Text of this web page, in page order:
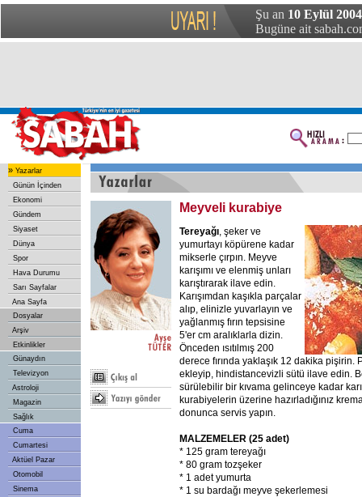
Şu an 10 Eylül
Bugüne ait
» Yazarlar
Günün İçinden
Ekonomi
Gündem
Siyaset
Dünya
Spor
Hava Durumu
Sarı Sayfalar
Ana Sayfa
Dosyalar
Arşiv
Etkinlikler
Günaydın
Televizyon
Astroloji
Magazin
Sağlık
Cuma
Cumartesi
Aktüel Pazar
Otomobil
Sinema
Meyveli kurabiye
Tereyağı, şeker ve
yumurtayı köpürene kadar
mikserle çırpın. Meyve
karışımı ve elenmiş unları
karıştırarak ilave edin.
Karışımdan kaşıkla parçalar
alıp, elinizle yuvarlayın ve
yağlanmış fırın tepsisine
5'er cm aralıklarla dizin.
Önceden ısıtılmış 200
derece fırında yaklaşık 12 dakika
ekleyip, hindistancevizli sütü ilave edin.
sürülebilir bir kıvama gelinceye kadar
kurabiyelerin üzerine hazırladığınız
donunca servis yapın.
MALZEMELER (25 adet)
* 125 gram tereyağı
* 80 gram tozşeker
* 1 adet yumurta
* 1 su bardağı meyve şekerlemesi